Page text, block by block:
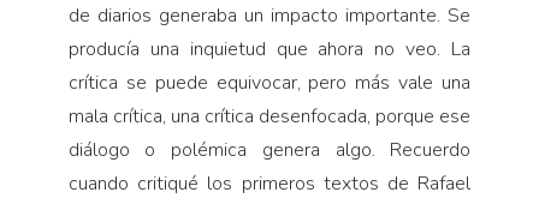
de diarios generaba un impacto importante. Se
producía una inquietud que ahora no veo. La
crítica se puede equivocar, pero más vale una
mala crítica, una crítica desenfocada, porque ese
diálogo o polémica genera algo. Recuerdo
cuando critiqué los primeros textos de Rafael